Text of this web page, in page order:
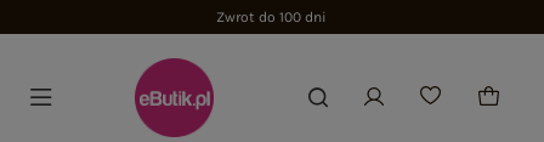
Zwrot do 100 dni